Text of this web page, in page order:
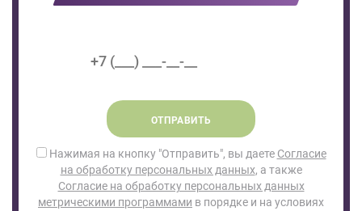
ОТПРАВИТЬ
Нажимая на кнопку "Отправить", вы даете Согласие
на обработку персональных данных, а также
Согласие на обработку персональных данных
метрическими программами в порядке и на условиях